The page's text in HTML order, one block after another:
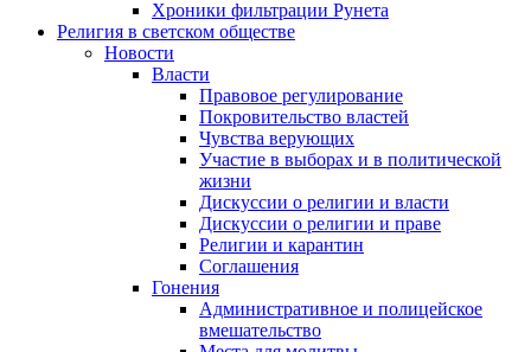
Хроники фильтрации Рунета
Религия в светском обществе
Новости
Власти
Правовое регулирование
Покровительство властей
Чувства верующих
Участие в выборах и в политической
жизни
Дискуссии о религии и власти
Дискуссии о религии и праве
Религии и карантин
Соглашения
Гонения
Административное и полицейское
вмешательство